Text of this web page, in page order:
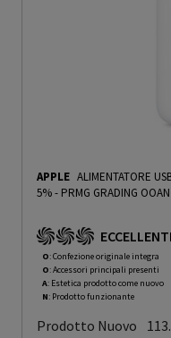
APPLE ALIMENTATORE USB-C DA 140W -
5%- PRMG GRADING
O: Confezione originale integra
O: Accessori principali presenti
A: Estetica prodotto come nuovo
N: Prodotto funzionante
Prodotto Nuovo